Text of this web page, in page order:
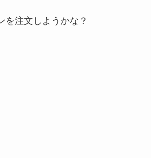
を注文しようかな？